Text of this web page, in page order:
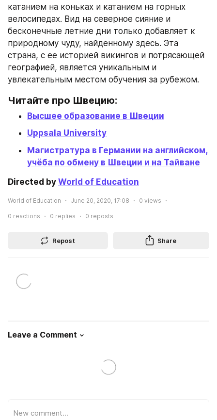
катанием на коньках и катанием на горных
велосипедах. Вид на северное сияние и
бесконечные летние дни только добавляет к
природному чуду, найденному здесь. Эта
страна, с ее историей викингов и потрясающей
географией, является уникальным и
увлекательным местом обучения за рубежом.
Читайте про Швецию:
Высшее образование в Швеции
Uppsala University
Магистратура в Германии на английском,
учёба по обмену в Швеции и на Тайване
Directed by World of Education
World of Education June 20, 2020, 17:08 0 views
0 reactions 0 replies 0 reposts
Repost Share
Leave a Comment